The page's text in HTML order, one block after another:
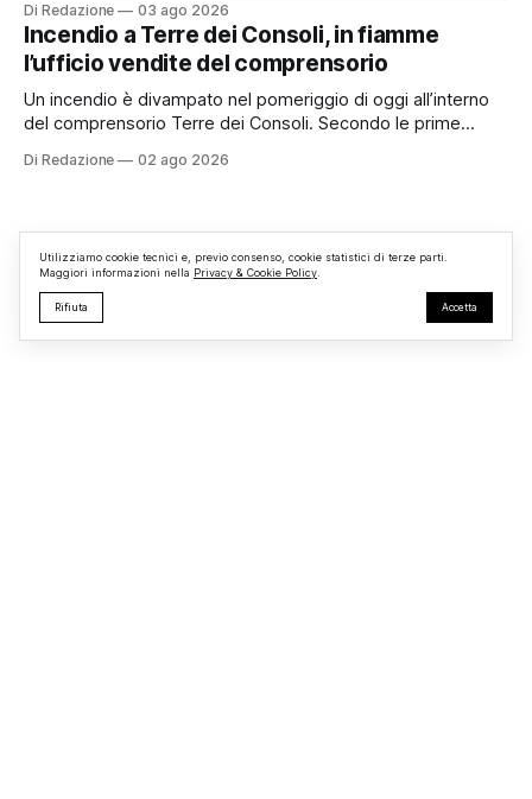
organizzato da TBM a Monterosi, un evento che ha
superato le aspettative degli organizzatori richiamando
appassionati delle due ruote da tutto il Lazio e dalle regioni
limitrofe. Per
Di Redazione 03 ago 2026
Incendio a Terre dei Consoli, in fiamme
l’ufficio vendite del comprensorio
Un incendio è divampato nel pomeriggio di oggi all’interno
del comprensorio Terre dei Consoli. Secondo le prime
struttura adibita a ufficio vendite. Sul posto sono intervenuti
Di Redazione 02 ago 2026
Utilizziamo cookie tecnici e, previo consenso, cookie statistici di terze parti.
Maggiori informazioni nella Privacy & Cookie Policy
Rifiuta Accetta